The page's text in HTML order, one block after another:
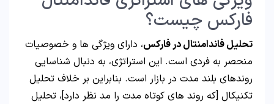
فارکس چیست؟
تحلیل فاندامنتال در فارکس، دارای ویژگی ها و خصوصیات
منحصر به فردی است. این استراتژی، به دنبال شناسایی
روندهای بلند مدت در بازار است. بنابراین بر خلاف تحلیل
تکنیکال [که روند های کوتاه مدت را مد نظر دارد]، تحلیل